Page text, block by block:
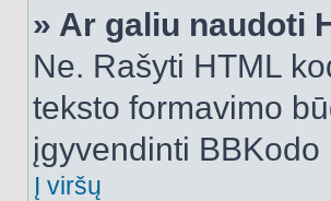
» Ar galiu naudoti
Ne. Rašyti HTML
teksto formavimo
įgyvendinti BBKodo
Į viršų